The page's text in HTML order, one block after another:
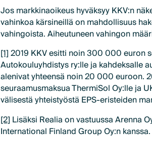
Jos markkinaoikeus hyväksyy KKV:n
vahinkoa kärsineillä on mahdollisuus
vahingoista. Aiheutuneen vahingon
[1]2019 KKV esitti noin 300 000 euron
Autokouluyhdistys ry:lle ja kahdeksalle
alenivat yhteensä noin 20 000 euroon.
seuraamusmaksua ThermiSol Oy:lle ja
välisestä yhteistyöstä EPS-eristeiden
[2] Lisäksi Realia on vastuussa Arenna
International Finland Group Oy:n kanssa.